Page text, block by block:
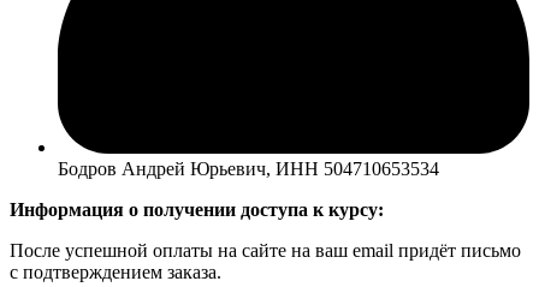
Бодров Андрей Юрьевич, ИНН 504710653534
Информация о получении доступа к курсу:
После успешной оплаты на сайте на ваш email придёт письмо
с подтверждением заказа.